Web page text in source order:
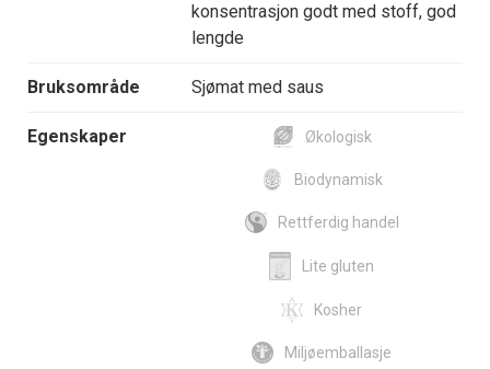
konsentrasjon godt med stoff, god
lengde
Bruksområde Sjømat med saus
Egenskaper Økologisk
Biodynamisk
Rettferdig handel
Lite gluten
Kosher
Miljøemballasje